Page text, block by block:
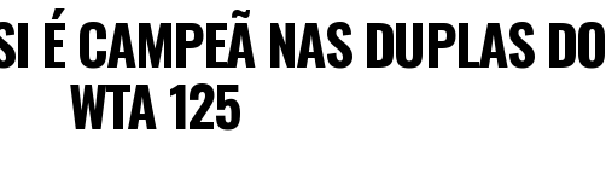
É CAMPEÃ NAS DUPLAS DO
WTA 125